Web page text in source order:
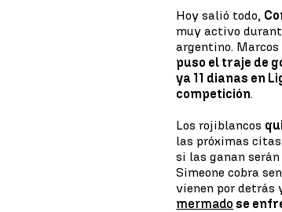
Hoy salió todo,
muy activo
argentino. Marcos
puso el traje de
ya 11 dianas en
competición.
Los rojiblancos
las próximas
si las ganan
Simeone cobra
vienen por detrás
mermado se